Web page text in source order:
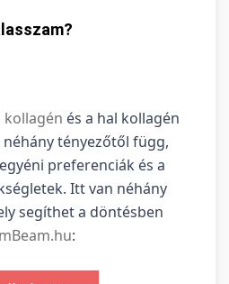
és a hal kollagén
tényezőtől függ,
preferenciák és a
Itt van néhány
segíthet a döntésben
: